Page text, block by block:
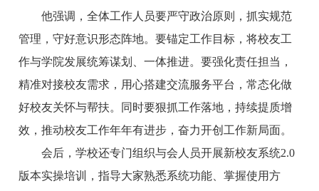
他强调，全体工作人员要严守政治原则，抓实规范
管理，守好意识形态阵地。要锚定工作目标，将校友工
作与学院发展统筹谋划、一体推进。要强化责任担当，
精准对接校友需求，用心搭建交流服务平台，常态化做
好校友关怀与帮扶。同时要狠抓工作落地，持续提质增
效，推动校友工作年年有进步，奋力开创工作新局面。
会后，学校还专门组织与会人员开展新校友系统2.0
版本实操培训，指导大家熟悉系统功能、掌握使用方